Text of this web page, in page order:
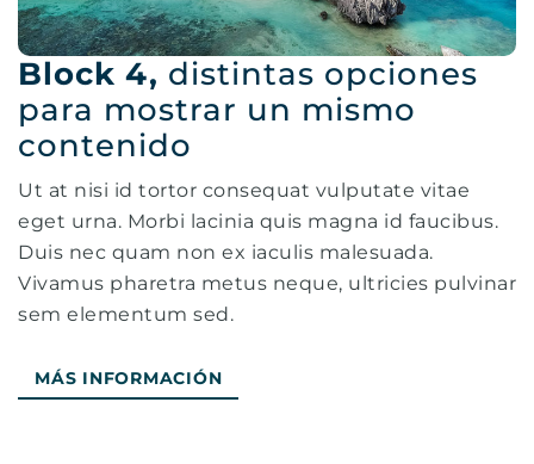
Block 4, distintas opciones
para mostrar un mismo
contenido
Ut at nisi id tortor consequat vulputate vitae
eget urna. Morbi lacinia quis magna id faucibus.
Duis nec quam non ex iaculis malesuada.
Vivamus pharetra metus neque, ultricies pulvinar
sem elementum sed.
MÁS INFORMACIÓN